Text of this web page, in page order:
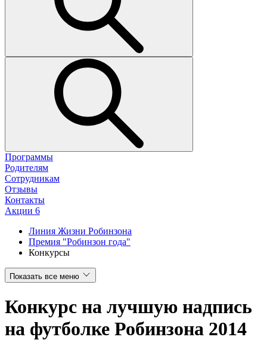
Программы
Родителям
Сотрудникам
Отзывы
Контакты
Акции 6
Линия Жизни Робинзона
Премия "Робинзон года"
Конкурсы
Показать все меню
Конкурс на лучшую надпись
на футболке Робинзона 2014